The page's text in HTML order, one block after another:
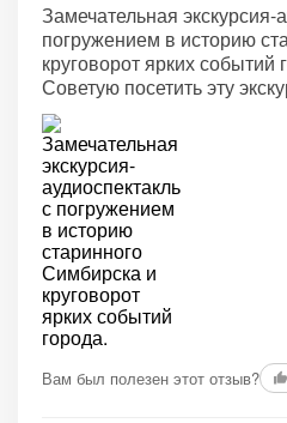
Замечательная экскурсия-
погружением в историю
круговорот ярких событий
Советую посетить эту
Вам был полезен этот отзыв?